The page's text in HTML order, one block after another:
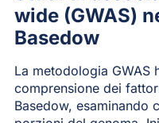
wide (GWAS)
Basedow
La metodologia GWAS
comprensione dei
Basedow, esaminando